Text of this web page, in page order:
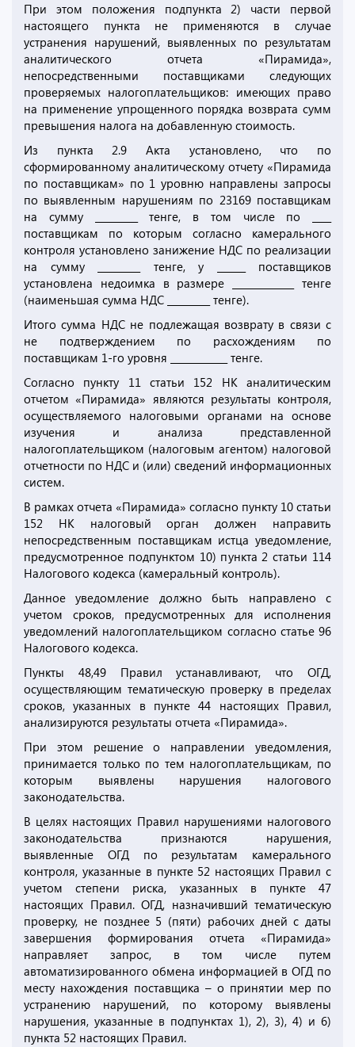
При этом положения подпункта 2) части первой
настоящего пункта не применяются в случае
устранения нарушений, выявленных по результатам
аналитического отчета «Пирамида»,
непосредственными поставщиками следующих
проверяемых налогоплательщиков: имеющих право
на применение упрощенного порядка возврата сумм
превышения налога на добавленную стоимость.
Из пункта 2.9 Акта установлено, что по
сформированному аналитическому отчету «Пирамида
по поставщикам» по 1 уровню направлены запросы
по выявленным нарушениям по 23169 поставщикам
на сумму _________ тенге, в том числе по ____
поставщикам по которым согласно камерального
контроля установлено занижение НДС по реализации
на сумму _________ тенге, у ______ поставщиков
установлена недоимка в размере _____________ тенге
(наименьшая сумма НДС _________ тенге).
Итого сумма НДС не подлежащая возврату в связи с
не подтверждением по расхождениям по
поставщикам 1-го уровня ____________ тенге.
Согласно пункту 11 статьи 152 НК аналитическим
отчетом «Пирамида» являются результаты контроля,
осуществляемого налоговыми органами на основе
изучения и анализа представленной
налогоплательщиком (налоговым агентом) налоговой
отчетности по НДС и (или) сведений информационных
систем.
В рамках отчета «Пирамида» согласно пункту 10 статьи
152 НК налоговый орган должен направить
непосредственным поставщикам истца уведомление,
предусмотренное подпунктом 10) пункта 2 статьи 114
Налогового кодекса (камеральный контроль).
Данное уведомление должно быть направлено с
учетом сроков, предусмотренных для исполнения
уведомлений налогоплательщиком согласно статье 96
Налогового кодекса.
Пункты 48,49 Правил устанавливают, что ОГД,
осуществляющим тематическую проверку в пределах
сроков, указанных в пункте 44 настоящих Правил,
анализируются результаты отчета «Пирамида».
При этом решение о направлении уведомления,
принимается только по тем налогоплательщикам, по
которым выявлены нарушения налогового
законодательства.
В целях настоящих Правил нарушениями налогового
законодательства признаются нарушения,
выявленные ОГД по результатам камерального
контроля, указанные в пункте 52 настоящих Правил с
учетом степени риска, указанных в пункте 47
настоящих Правил. ОГД, назначивший тематическую
проверку, не позднее 5 (пяти) рабочих дней с даты
завершения формирования отчета «Пирамида»
направляет запрос, в том числе путем
автоматизированного обмена информацией в ОГД по
месту нахождения поставщика – о принятии мер по
устранению нарушений, по которому выявлены
нарушения, указанные в подпунктах 1), 2), 3), 4) и 6)
пункта 52 настоящих Правил.